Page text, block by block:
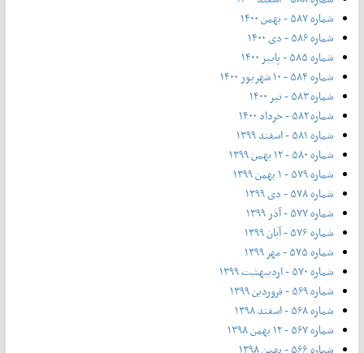
شماره ۵۸۷ - بهمن ۱۴۰۰
شماره ۵۸۶ - دی ۱۴۰۰
شماره ۵۸۵ - پاییز ۱۴۰۰
شماره ۵۸۴ - ۱۰ شهریور ۱۴۰۰
شماره ۵۸۳ - تیر ۱۴۰۰
شماره ۵۸۲ - خرداد ۱۴۰۰
شماره ۵۸۱ - اسفند ۱۳۹۹
شماره ۵۸۰ - ۱۲ بهمن ۱۳۹۹
شماره ۵۷۹ - ۱ بهمن ۱۳۹۹
شماره ۵۷۸ - دی ۱۳۹۹
شماره ۵۷۷ - آذر ۱۳۹۹
شماره ۵۷۶ - آبان ۱۳۹۹
شماره ۵۷۵ - مهر ۱۳۹۹
شماره ۵۷۰ - اردیبهشت ۱۳۹۹
شماره ۵۶۹ - فروردین ۱۳۹۹
شماره ۵۶۸ - اسفند ۱۳۹۸
شماره ۵۶۷ - ۱۲ بهمن ۱۳۹۸